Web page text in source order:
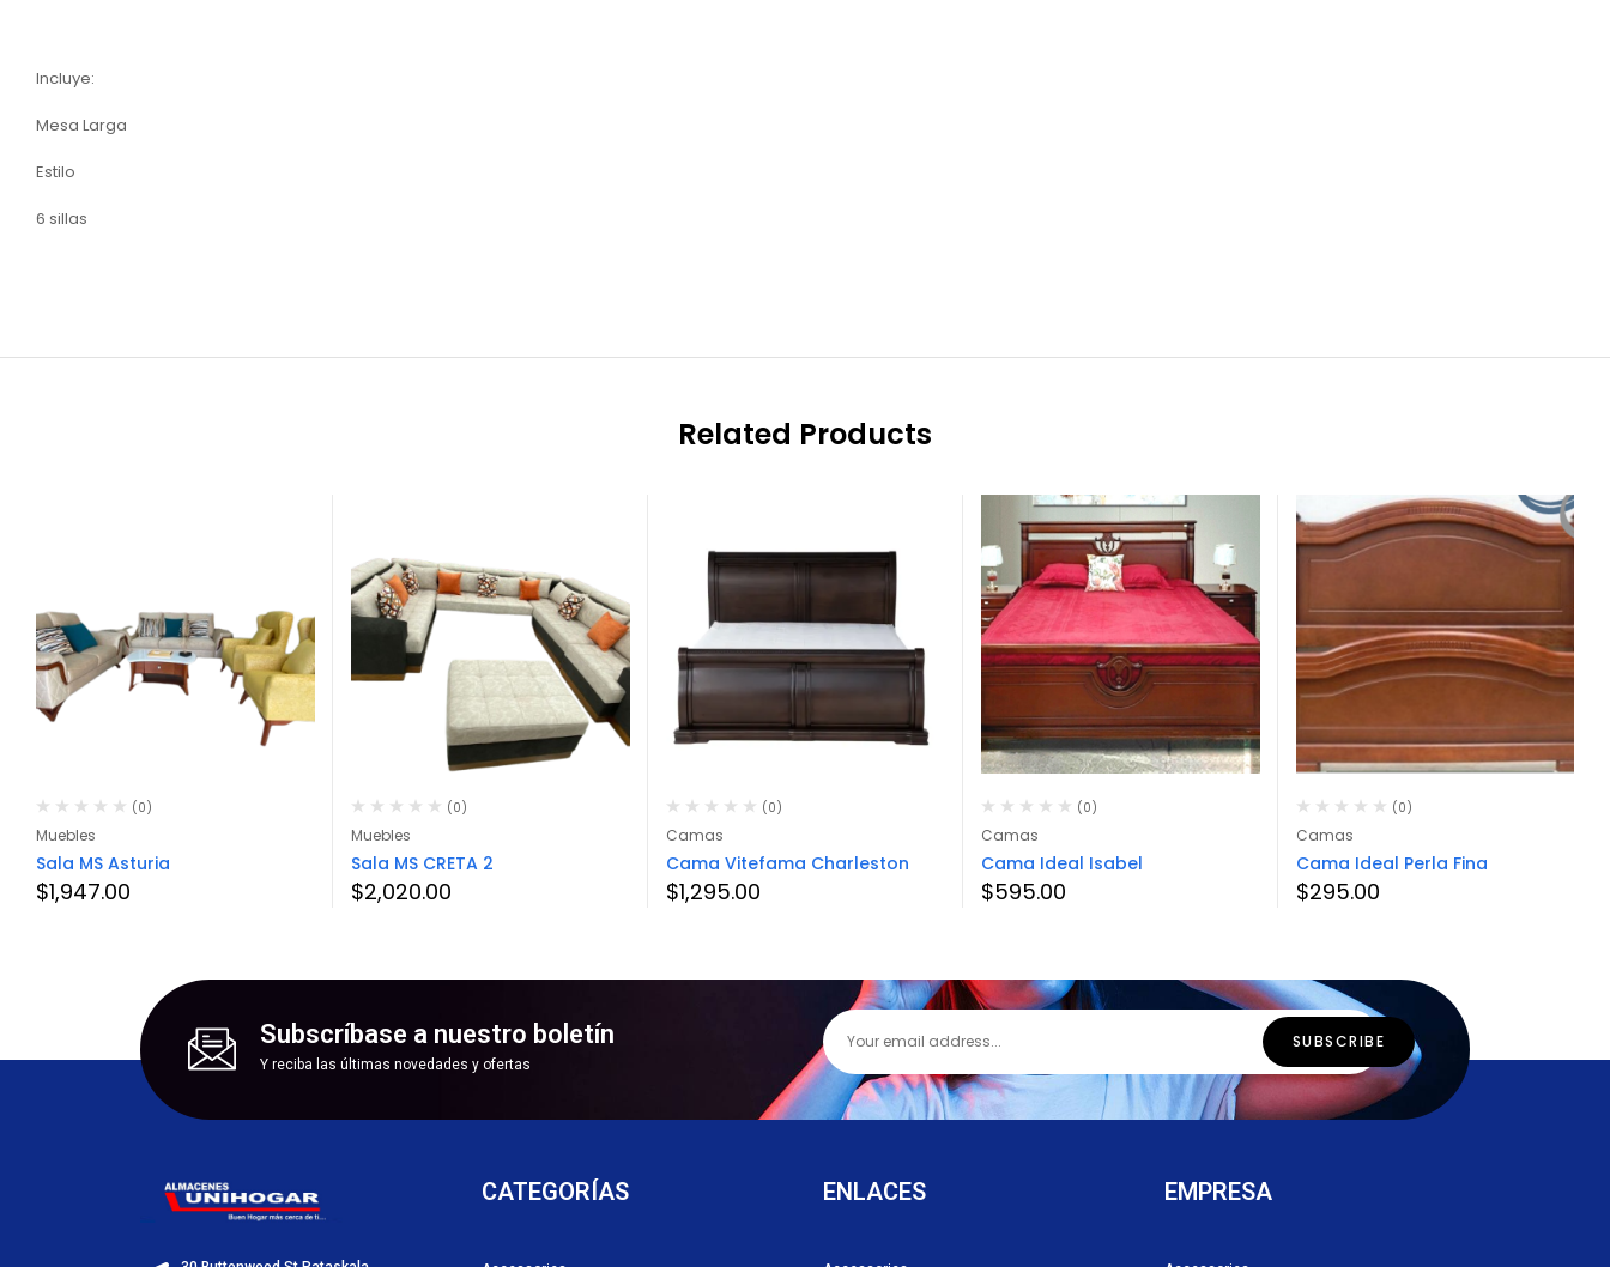
Incluye:
Mesa Larga
Estilo
6 sillas
Related Products
(0)
Muebles
Sala MS Asturia
$1,947.00
(0)
Muebles
Sala MS CRETA 2
$2,020.00
(0)
Camas
Cama Vitefama Charleston
$1,295.00
(0)
Camas
Cama Ideal Isabel
$595.00
(0)
Camas
Cama Ideal Perla Fina
$295.00
Subscríbase a nuestro boletín
Y reciba las últimas novedades y ofertas
CATEGORÍAS ENLACES EMPRESA